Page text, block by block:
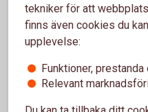
Analysera vad som
förändringar i
små som det går
tekniker för att
finns även cookies du
upplevelse:
Funktioner,
Relevant